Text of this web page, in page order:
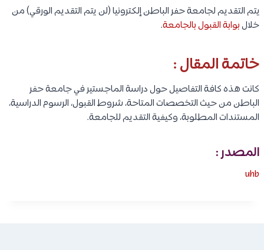
يتم التقديم لجامعة حفر الباطن إلكترونيا (لن يتم التقديم الورقي) من
خلالبوابة القبول بالجامعة.
خاتمة المقال :
كانت هذه كافة التفاصيل حول دراسة الماجستير في جامعة حفر
الباطن من حيث التخصصات المتاحة، شروط القبول، الرسوم الدراسية،
المستندات المطلوبة، وكيفية التقديم للجامعة.
المصدر :
uhb